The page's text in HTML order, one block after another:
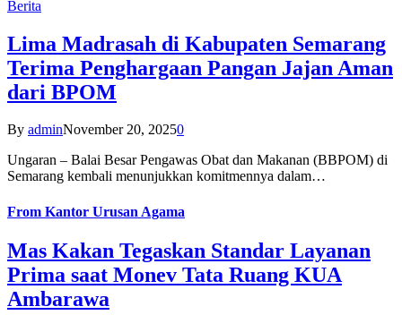
Berita
Lima Madrasah di Kabupaten Semarang
Terima Penghargaan Pangan Jajan Aman
dari BPOM
By adminNovember 20, 20250
Ungaran – Balai Besar Pengawas Obat dan Makanan (BBPOM) di
Semarang kembali menunjukkan komitmennya dalam…
From Kantor Urusan Agama
Mas Kakan Tegaskan Standar Layanan
Prima saat Monev Tata Ruang KUA
Ambarawa